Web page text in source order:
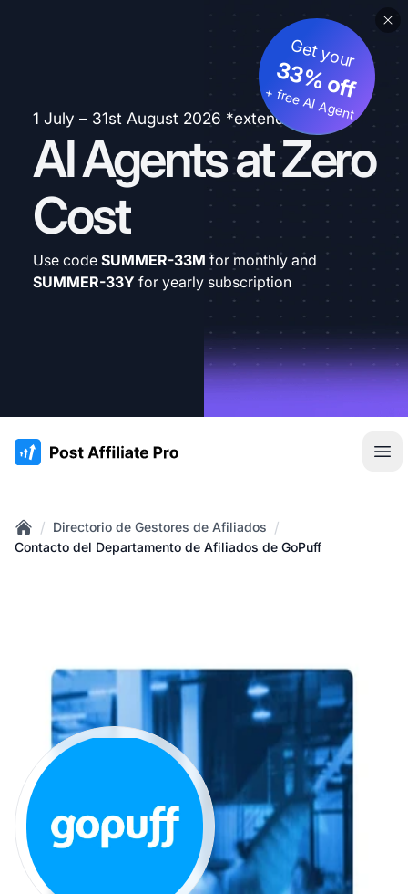
1 July – 31st August 2026 *extended
AI Agents at Zero
Cost
Get your
33% off
+ free AI Agent
Use code SUMMER-33M for monthly and
SUMMER-33Y for yearly subscription
:site.title
Home
/ Directorio de Gestores de Afiliados /
Contacto del Departamento de Afiliados de GoPuff